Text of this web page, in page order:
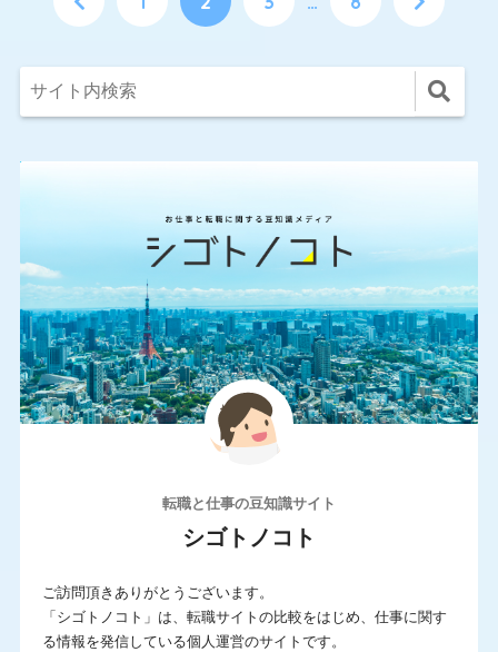
転職と仕事の豆知識サイト
シゴトノコト
ご訪問頂きありがとうございます。
「シゴトノコト」は、転職サイトの比較をはじめ、仕事に関す
る情報を発信している個人運営のサイトです。